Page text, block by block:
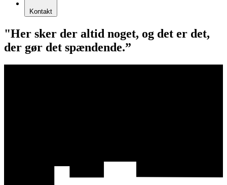
Kontakt
"Her sker der altid noget, og det er det,
der gør det spændende.”